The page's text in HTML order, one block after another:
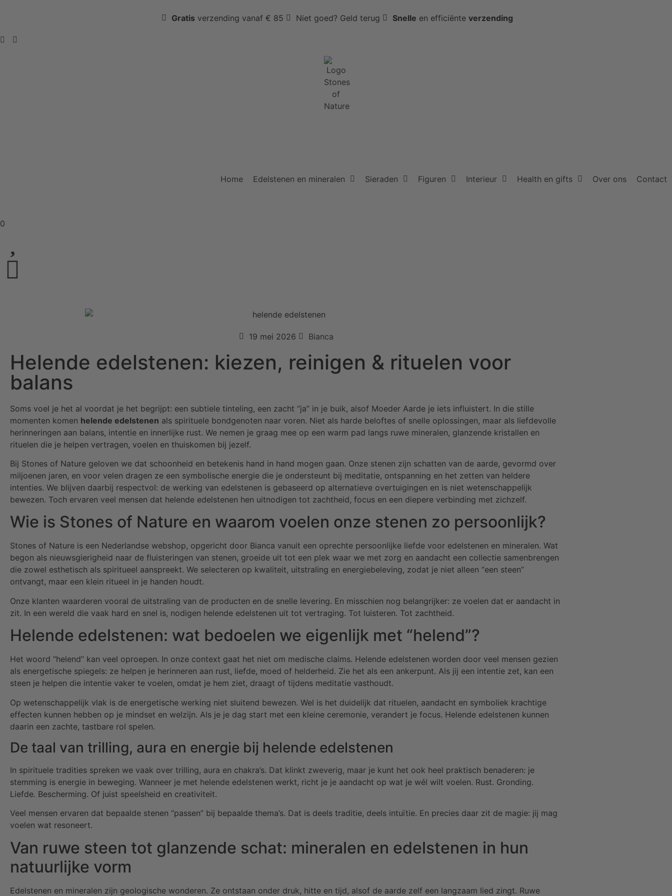
Gratis verzending vanaf € 85 Niet goed? Geld terug Snelle en efficiënte verzending
Home Edelstenen en mineralen Sieraden Figuren Interieur Health en gifts Over ons Contact
0
19 mei 2026 Bianca
Helende edelstenen: kiezen, reinigen & rituelen voor
balans
Soms voel je het al voordat je het begrijpt: een subtiele tinteling, een zacht “ja” in je buik, alsof Moeder Aarde je iets influistert. In die stille
momenten komen helende edelstenen als spirituele bondgenoten naar voren. Niet als harde beloftes of snelle oplossingen, maar als liefdevolle
herinneringen aan balans, intentie en innerlijke rust. We nemen je graag mee op een warm pad langs ruwe mineralen, glanzende kristallen en
rituelen die je helpen vertragen, voelen en thuiskomen bij jezelf.
Bij Stones of Nature geloven we dat schoonheid en betekenis hand in hand mogen gaan. Onze stenen zijn schatten van de aarde, gevormd over
miljoenen jaren, en voor velen dragen ze een symbolische energie die je ondersteunt bij meditatie, ontspanning en het zetten van heldere
intenties. We blijven daarbij respectvol: de werking van edelstenen is gebaseerd op alternatieve overtuigingen en is niet wetenschappelijk
bewezen. Toch ervaren veel mensen dat helende edelstenen hen uitnodigen tot zachtheid, focus en een diepere verbinding met zichzelf.
Wie is Stones of Nature en waarom voelen onze stenen zo persoonlijk?
Stones of Nature is een Nederlandse webshop, opgericht door Bianca vanuit een oprechte persoonlijke liefde voor edelstenen en mineralen. Wat
begon als nieuwsgierigheid naar de fluisteringen van stenen, groeide uit tot een plek waar we met zorg en aandacht een collectie samenbrengen
die zowel esthetisch als spiritueel aanspreekt. We selecteren op kwaliteit, uitstraling en energiebeleving, zodat je niet alleen “een steen”
ontvangt, maar een klein ritueel in je handen houdt.
Onze klanten waarderen vooral de uitstraling van de producten en de snelle levering. En misschien nog belangrijker: ze voelen dat er aandacht in
zit. In een wereld die vaak hard en snel is, nodigen helende edelstenen uit tot vertraging. Tot luisteren. Tot zachtheid.
Helende edelstenen: wat bedoelen we eigenlijk met “helend”?
Het woord “helend” kan veel oproepen. In onze context gaat het niet om medische claims. Helende edelstenen worden door veel mensen gezien
als energetische spiegels: ze helpen je herinneren aan rust, liefde, moed of helderheid. Zie het als een ankerpunt. Als jij een intentie zet, kan een
steen je helpen die intentie vaker te voelen, omdat je hem ziet, draagt of tijdens meditatie vasthoudt.
Op wetenschappelijk vlak is de energetische werking niet sluitend bewezen. Wel is het duidelijk dat rituelen, aandacht en symboliek krachtige
effecten kunnen hebben op je mindset en welzijn. Als je je dag start met een kleine ceremonie, verandert je focus. Helende edelstenen kunnen
daarin een zachte, tastbare rol spelen.
De taal van trilling, aura en energie bij helende edelstenen
In spirituele tradities spreken we vaak over trilling, aura en chakra’s. Dat klinkt zweverig, maar je kunt het ook heel praktisch benaderen: je
stemming is energie in beweging. Wanneer je met helende edelstenen werkt, richt je je aandacht op wat je wél wilt voelen. Rust. Gronding.
Liefde. Bescherming. Of juist speelsheid en creativiteit.
Veel mensen ervaren dat bepaalde stenen “passen” bij bepaalde thema’s. Dat is deels traditie, deels intuïtie. En precies daar zit de magie: jij mag
voelen wat resoneert.
Van ruwe steen tot glanzende schat: mineralen en edelstenen in hun
natuurlijke vorm
Edelstenen en mineralen zijn geologische wonderen. Ze ontstaan onder druk, hitte en tijd, alsof de aarde zelf een langzaam lied zingt. Ruwe